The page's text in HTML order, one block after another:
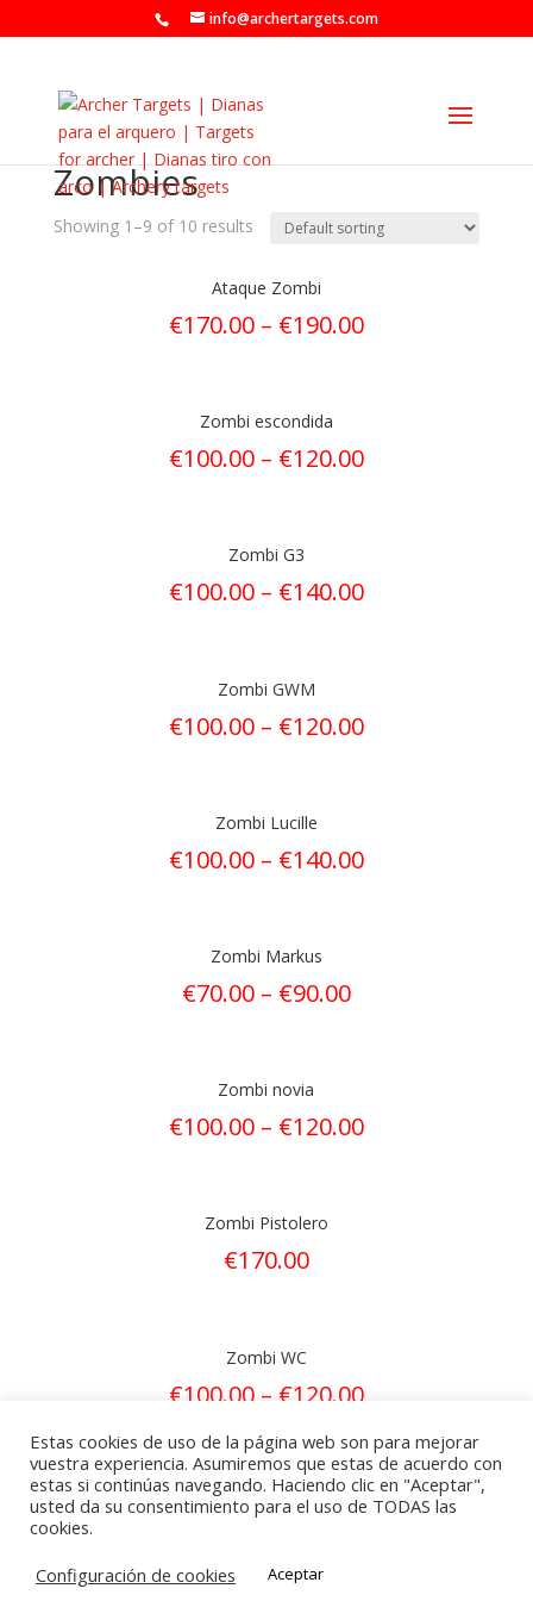
info@archertargets.com
Zombies
Showing 1–9 of 10 results
Ataque Zombi
€170.00– €190.00
Zombi escondida
€100.00– €120.00
Zombi G3
€100.00– €140.00
Zombi GWM
€100.00– €120.00
Zombi Lucille
€100.00– €140.00
Zombi Markus
€70.00– €90.00
Zombi novia
€100.00– €120.00
Zombi Pistolero
€170.00
Zombi WC
€100.00– €120.00
1 2 →
Estas cookies de uso de la página web son para mejorar
vuestra experiencia. Asumiremos que estas de acuerdo con
estas si continúas navegando. Haciendo clic en "Aceptar",
usted da su consentimiento para el uso de TODAS las
cookies.
Configuración de cookies
Aceptar